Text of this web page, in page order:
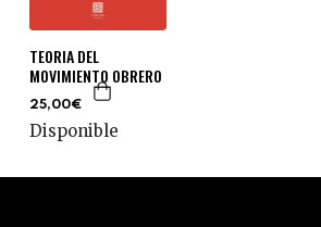
TEORIA DEL
MOVIMIENTO OBRERO
25,00€
Disponible